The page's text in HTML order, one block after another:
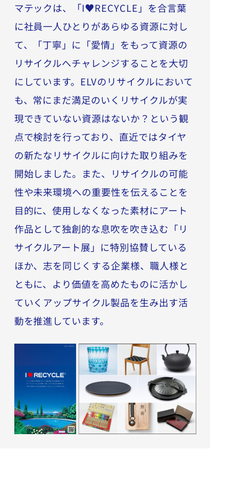
マテックは、「I♥RECYCLE」を合言葉
に社員一人ひとりがあらゆる資源に対し
て、「丁寧」に「愛情」をもって資源の
リサイクルへチャレンジすることを大切
にしています。ELVのリサイクルにおいて
も、常にまだ満足のいくリサイクルが実
現できていない資源はないか？という観
点で検討を行っており、直近ではタイヤ
の新たなリサイクルに向けた取り組みを
開始しました。また、リサイクルの可能
性や未来環境への重要性を伝えることを
目的に、使用しなくなった素材にアート
作品として独創的な息吹を吹き込む「リ
サイクルアート展」に特別協賛している
ほか、志を同じくする企業様、職人様と
ともに、より価値を高めたものに活かし
ていくアップサイクル製品を生み出す活
動を推進しています。